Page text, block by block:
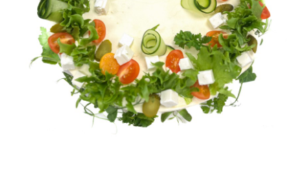
Ota yhteyttä
Kauppa